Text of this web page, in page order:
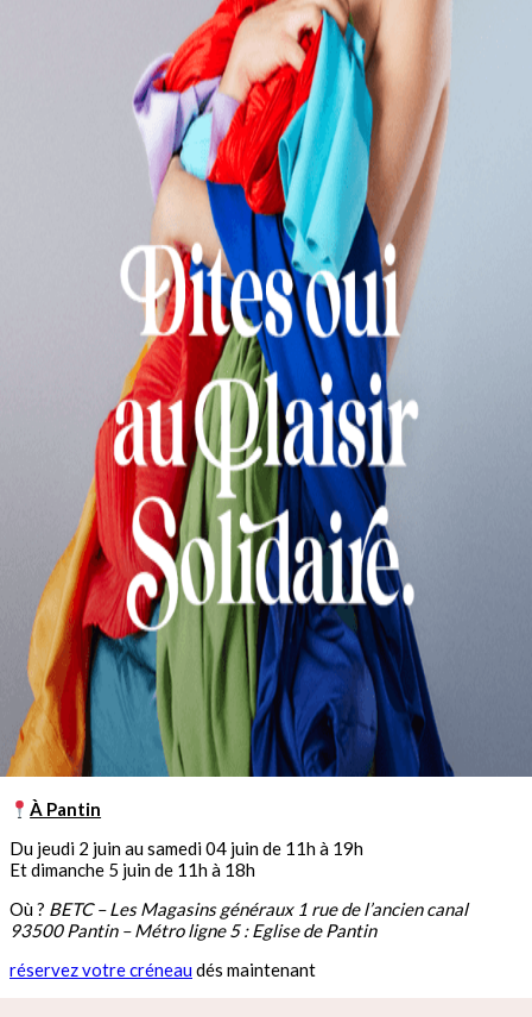
À Pantin
Du jeudi 2 juin au samedi 04 juin de 11h à 19h
Et dimanche 5 juin de 11h à 18h
Où ? BETC – Les Magasins généraux 1 rue de l’ancien canal
93500 Pantin – Métro ligne 5 : Eglise de Pantin
réservez votre créneaudés maintenant